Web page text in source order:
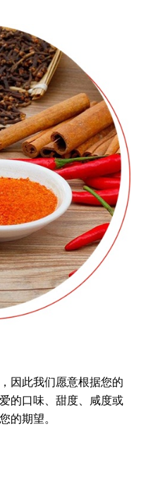
因此我们愿意根据您的
的口味、甜度、咸度或
的期望。